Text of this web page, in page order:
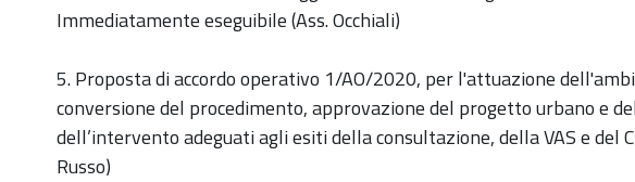
Immediatamente eseguibile (Ass. Occhiali)
5. Proposta di accordo operativo 1/AO/2020, per l'attuazione
conversione del procedimento, approvazione del progetto urbano e
dell’intervento adeguati agli esiti della consultazione, della VAS e del
Russo)